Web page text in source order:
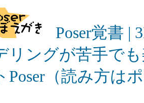
Poser覚書 |
リングが苦手で
Poser（読み方は